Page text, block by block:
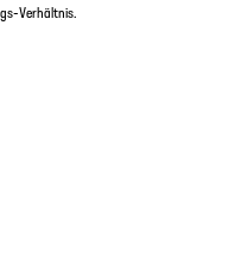
Verhältnis.